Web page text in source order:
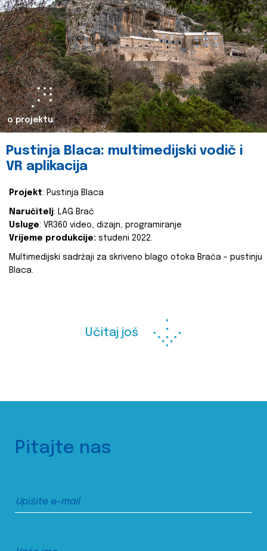
o projektu
Pustinja Blaca: multimedijski vodič i
VR aplikacija
Projekt: Pustinja Blaca
Naručitelj: LAG Brač
Usluge: VR360 video, dizajn, programiranje
Vrijeme produkcije: studeni 2022.
Multimedijski sadržaji za skriveno blago otoka Brača - pustinju
Blaca.
Učitaj još
Pitajte nas